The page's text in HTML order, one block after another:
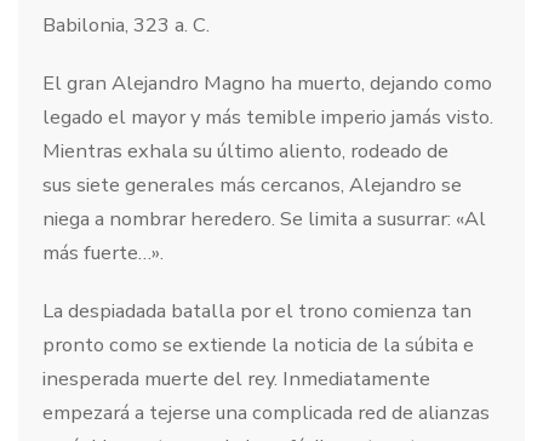
Babilonia, 323 a. C.
El gran Alejandro Magno ha muerto, dejando como
legado el mayor y más temible imperio jamás visto.
Mientras exhala su último aliento, rodeado de
sus siete generales más cercanos, Alejandro se
niega a nombrar heredero. Se limita a susurrar: «Al
más fuerte…».
La despiadada batalla por el trono comienza tan
pronto como se extiende la noticia de la súbita e
inesperada muerte del rey. Inmediatamente
empezará a tejerse una complicada red de alianzas